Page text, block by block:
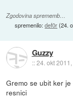
Zgodovina sprememb…
spremenilo:def0r(24.
Guzzy
::24. okt
Gremo se ubit ker
resnici